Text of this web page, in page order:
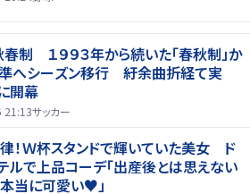
春制 １９９３年から続いた「春秋制」か
へシーズン移行 紆余曲折経て実
開幕
21:13サッカー
！Ｗ杯スタンドで輝いていた美女 ド
ルで上品コーデ「出産後とは思えない
当に可愛い♥」